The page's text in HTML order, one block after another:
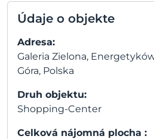
Údaje o objekte
Adresa:
Galeria Zielona,
Góra, Polska
Druh objektu:
Shopping-Center
Celková nájomná plocha :